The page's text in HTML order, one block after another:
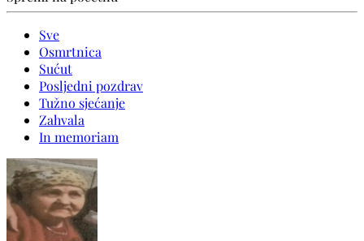
Sve
Osmrtnica
Sućut
Posljedni pozdrav
Tužno sjećanje
Zahvala
In memoriam